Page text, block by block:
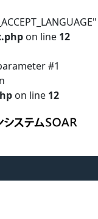
on line 12
#1
on line 12